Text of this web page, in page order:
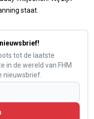
staat.
tot de laatste
in de wereld van FHM
nieuwsbrief.